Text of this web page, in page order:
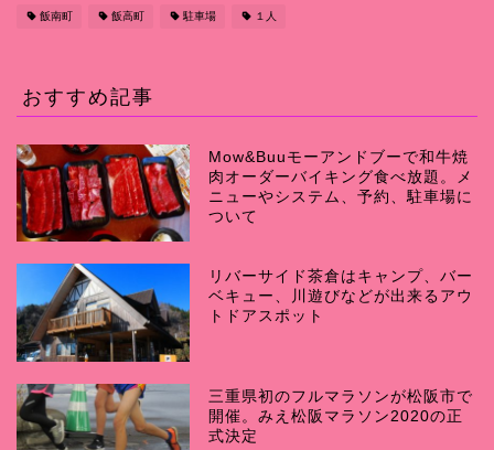
飯南町 飯高町 駐車場 １人
おすすめ記事
Mow&Buuモーアンドブーで和牛焼
肉オーダーバイキング食べ放題。メ
ニューやシステム、予約、駐車場に
ついて
リバーサイド茶倉はキャンプ、バー
ベキュー、川遊びなどが出来るアウ
トドアスポット
三重県初のフルマラソンが松阪市で
開催。みえ松阪マラソン2020の正
式決定